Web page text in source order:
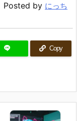
Posted by にっち
Copy